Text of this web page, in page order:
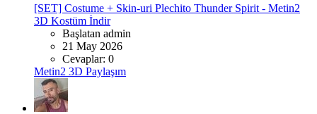
[SET] Costume + Skin-uri Plechito Thunder Spirit - Metin2
3D Kostüm İndir
Başlatan admin
21 May 2026
Cevaplar: 0
Metin2 3D Paylaşım